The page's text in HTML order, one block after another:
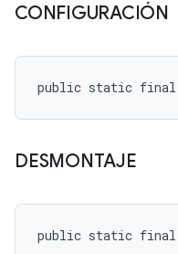
CONFIGURACIÓN
public static final
DESMONTAJE
public static final